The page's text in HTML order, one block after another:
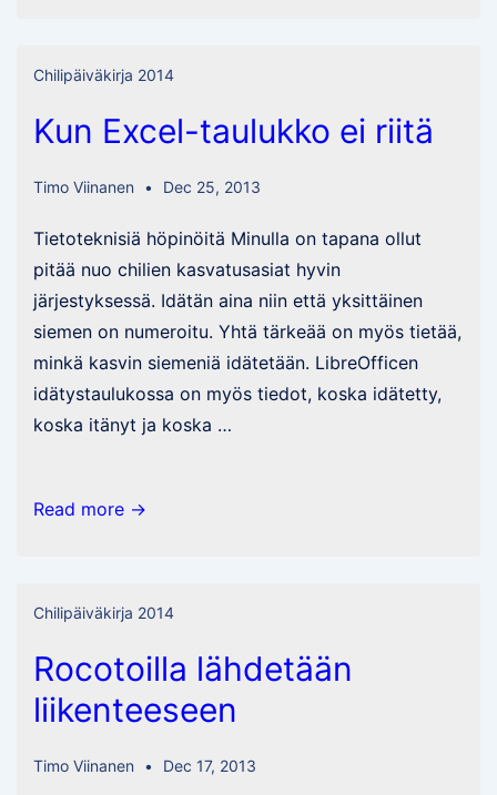
Chilipäiväkirja 2014
Kun Excel-taulukko ei riitä
Timo Viinanen Dec 25, 2013
Tietoteknisiä höpinöitä Minulla on tapana ollut
pitää nuo chilien kasvatusasiat hyvin
järjestyksessä. Idätän aina niin että yksittäinen
siemen on numeroitu. Yhtä tärkeää on myös tietää,
minkä kasvin siemeniä idätetään. LibreOfficen
idätystaulukossa on myös tiedot, koska idätetty,
koska itänyt ja koska …
Kun
Read more →
Chilipäiväkirja 2014
Rocotoilla lähdetään
liikenteeseen
Timo Viinanen Dec 17, 2013